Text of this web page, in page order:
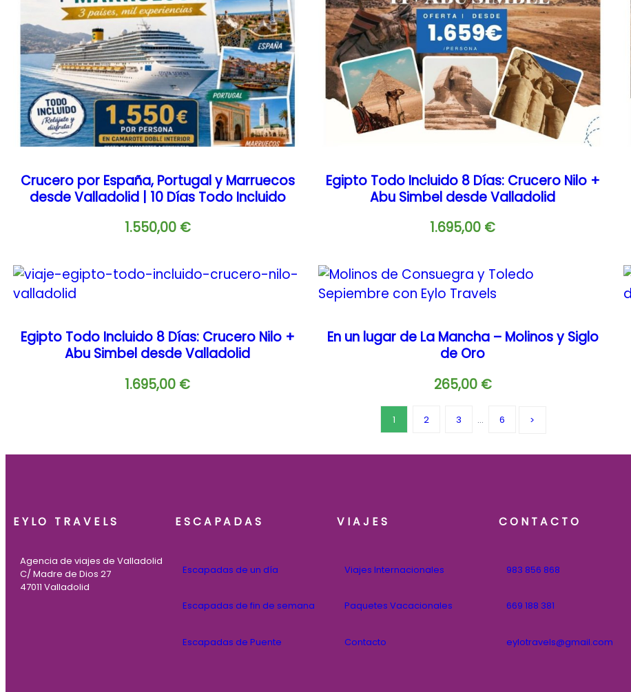
Crucero por España, Portugal y Marruecos
desde Valladolid | 10 Días Todo Incluido
1.550,00 €
Egipto Todo Incluido 8 Días: Crucero Nilo +
Abu Simbel desde Valladolid
1.695,00 €
Egipto Todo Incluido 8 Días: Crucero Nilo +
Abu Simbel desde Valladolid
1.695,00 €
En un lugar de La Mancha – Molinos y Siglo
de Oro
265,00 €
1 2 3 … 6
EYLO TRAVELS
Agencia de viajes de Valladolid
C/ Madre de Dios 27
47011 Valladolid
ESCAPADAS
Escapadas de un día
Escapadas de fin de semana
Escapadas de Puente
VIAJES
Viajes Internacionales
Paquetes Vacacionales
Contacto
CONTACTO
983 856 868
669 188 381
eylotravels@gmail.com